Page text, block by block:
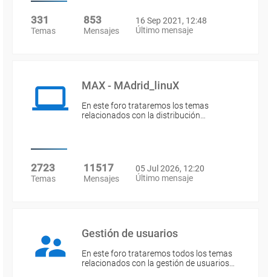
331
Temas
853
Mensajes
16 Sep 2021, 12:48
Último mensaje
MAX - MAdrid_linuX
En este foro trataremos los temas
relacionados con la distribución…
2723
Temas
11517
Mensajes
05 Jul 2026, 12:20
Último mensaje
Gestión de usuarios
En este foro trataremos todos los temas
relacionados con la gestión de usuarios…